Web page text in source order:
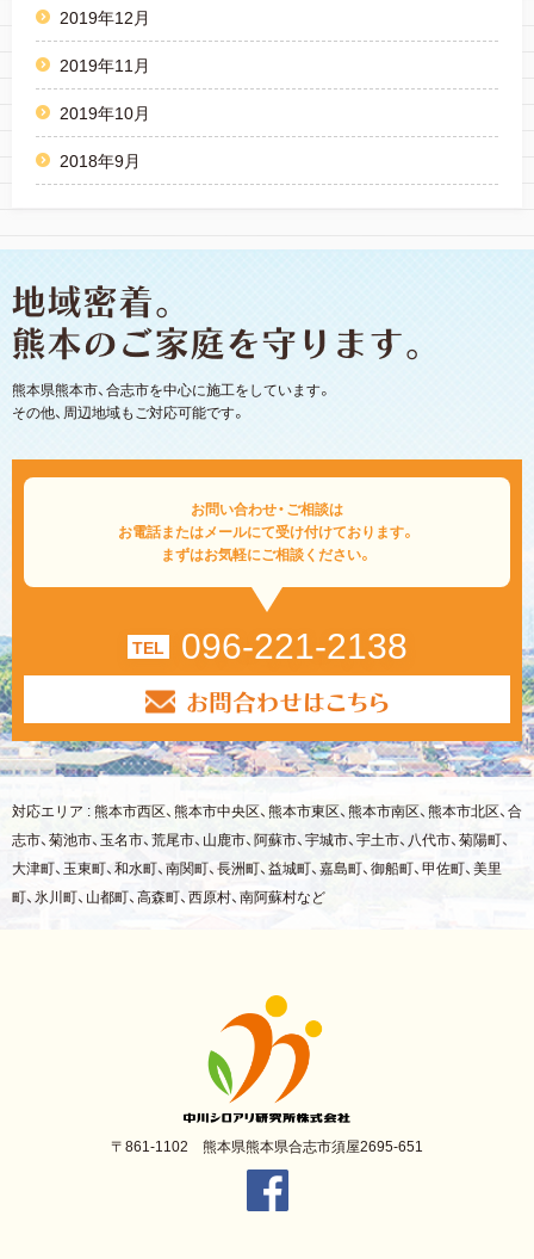
2019年12月
2019年11月
2019年10月
2018年9月
熊本県熊本市、合志市を中心に施工をしています。
その他、周辺地域もご対応可能です。
お問い合わせ・ご相談は
お電話またはメールにて受け付けております。
まずはお気軽にご相談ください。
TEL 096-221-2138
対応エリア : 熊本市西区、熊本市中央区、熊本市東区、熊本市南区、熊本市北区、合
志市、菊池市、玉名市、荒尾市、山鹿市、阿蘇市、宇城市、宇土市、八代市、菊陽町、
大津町、玉東町、和水町、南関町、長洲町、益城町、嘉島町、御船町、甲佐町、美里
町、氷川町、山都町、高森町、西原村、南阿蘇村など
〒861-1102 熊本県熊本県合志市須屋2695-651